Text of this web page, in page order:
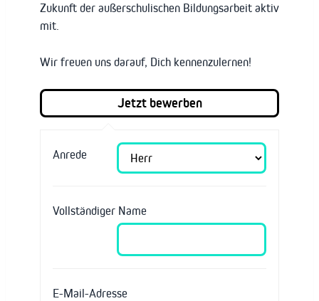
Zukunft der außerschulischen Bildungsarbeit aktiv
mit.
Wir freuen uns darauf, Dich kennenzulernen!
Anrede
Vollständiger Name
E-Mail-Adresse